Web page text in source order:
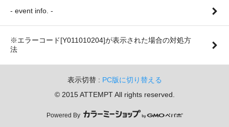
- event info. -
※エラーコード[Y011010204]が表示された場合の対処方
法
表示切替 : PC版に切り替える
© 2015 ATTEMPT All rights reserved.
Powered By